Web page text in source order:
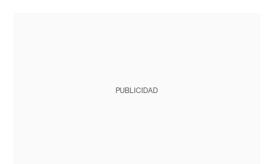
PUBLICIDAD